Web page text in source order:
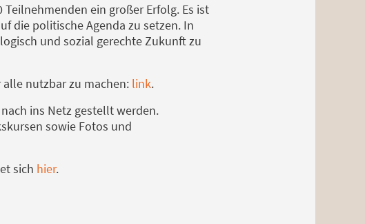
Teilnehmenden ein großer Erfolg. Es ist
die politische Agenda zu setzen. In
und sozial gerechte Zukunft zu
alle nutzbar zu machen: link.
ins Netz gestellt werden.
sowie Fotos und
sich hier.